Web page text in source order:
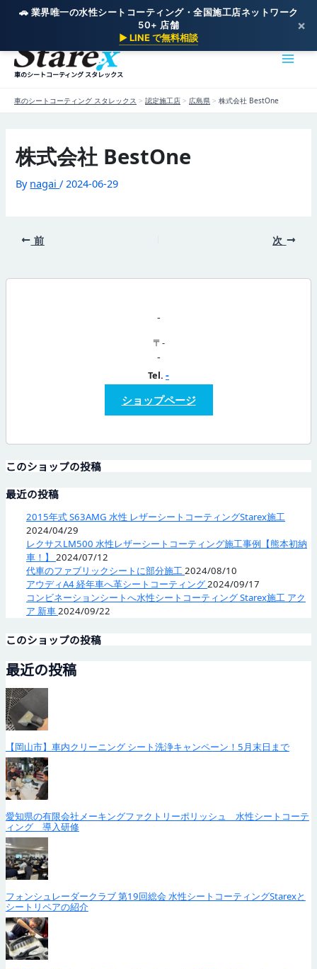
🚗 業界唯一の水性シートコーティング・全国施工店ネットワーク
50+ 店舗
▶ LINE で無料相談
×
容
車のシートコーティング スタレックス
車のシートコーティング スタレックス > 認定施工店 > 広島県 > 株式会社 BestOne
株式会社 BestOne
By nagai/ 2024-06-29
前 次
-
〒-
-
Tel. -
ショップページ
このショップの投稿
最近の投稿
2015年式 S63AMG 水性 レザーシートコーティングStarex施工
2024/04/29
レクサスLM500 水性レザーシートコーティング施工事例【熊本初納
車！】2024/07/12
代車のファブリックシートに部分施工2024/08/10
アウディA4 経年車へ革シートコーティング2024/09/17
コンビネーションシートへ水性シートコーティング Starex施工 アク
ア 新車2024/09/22
このショップの投稿
最近の投稿
【岡山市】車内クリーニング シート洗浄キャンペーン！5月末日まで
愛知県の有限会社メーキングファクトリーポリッシュ 水性シートコーテ
ィング 導入研修
フォンシュレーダークラブ 第19回総会 水性シートコーティングStarexと
シートリペアの紹介